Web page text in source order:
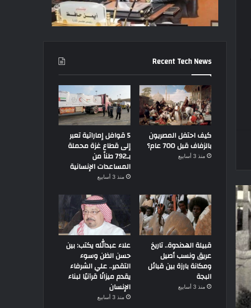
مسجد الرفاعي.. مزيج من
Recent Tech News
كيف احتفل المصريون
بالزفاف قبل 700 عام؟
منذ 3 أسابيع
5 قوافل إماراتية تعبر
إلى قطاع غزة محملة
بـ792 طناً من
المساعدات الإنسانية
منذ 3 أسابيع
قبيلة الهدندوة.. تاريخ
عريق ونسب أصيل
ومكانة بارزة بين قبائل
البجة
منذ 3 أسابيع
علاء عبدالله يكتب: بين
حسن الظن وسوء
التقدير.. علي الشرفاء
يقدم ميزانًا قرآنيًا لبناء
الإنسان
منذ 3 أسابيع